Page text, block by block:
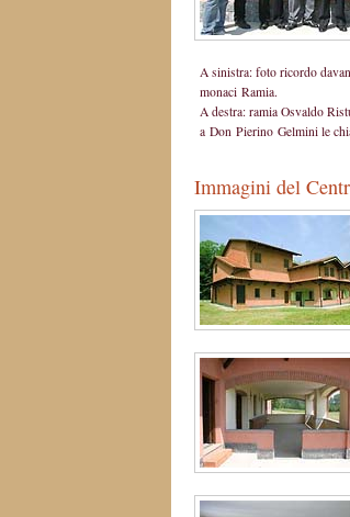
A sinistra: foto ricordo
monaci Ramia.
A destra: ramia Osvaldo
a Don Pierino Gelmini le
Immagini del